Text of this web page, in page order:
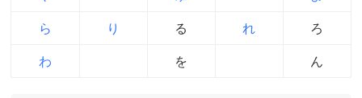
ら り る れ ろ
わ を ん